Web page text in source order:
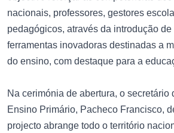
nacionais, professores, gestores
pedagógicos, através da introdução
ferramentas inovadoras destinadas a
do ensino, com destaque para a
Na cerimónia de abertura, o secretário
Ensino Primário, Pacheco Francisco,
projecto abrange todo o território